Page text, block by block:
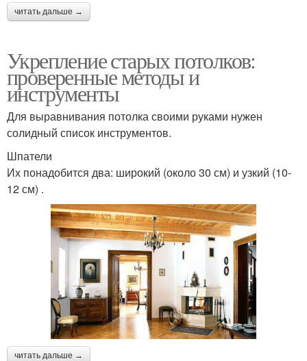
читать дальше →
Укрепление старых потолков:
проверенные методы и
инструменты
Для выравнивания потолка своими руками нужен
солидный список инструментов.
Шпатели
Их понадобится два: широкий (около 30 см) и узкий (10-
12 см) .
читать дальше →